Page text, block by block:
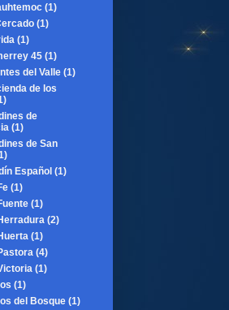
(1)
(1)
(1)
45 (1)
del Valle (1)
de los
de
(1)
de San
Español (1)
(1)
(1)
(2)
(1)
(4)
(1)
(1)
del Bosque (1)